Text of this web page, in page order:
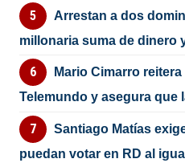
Arrestan a dos
millonaria suma de dinero
Mario Cimarro
Telemundo y asegura que
Santiago Matías
puedan votar en RD al